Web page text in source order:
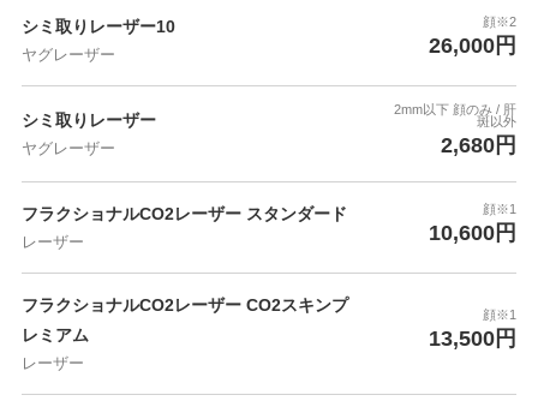
シミ取りレーザー10
ヤグレーザー
顔※2
26,000円
シミ取りレーザー
ヤグレーザー
2mm以下 顔のみ / 肝
斑以外
2,680円
フラクショナルCO2レーザー スタンダード
レーザー
顔※1
10,600円
フラクショナルCO2レーザー CO2スキンプ
レミアム
レーザー
顔※1
13,500円